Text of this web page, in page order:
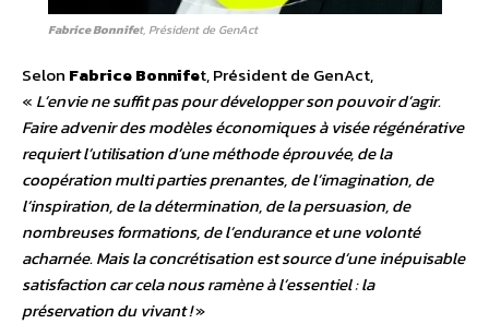
Fabrice Bonnifet, Président de GenAct
Selon Fabrice Bonnifet, Président de GenAct,
« L’envie ne suffit pas pour développer son pouvoir d’agir.
Faire advenir des modèles économiques à visée régénérative
requiert l’utilisation d’une méthode éprouvée, de la
coopération multi parties prenantes, de l’imagination, de
l’inspiration, de la détermination, de la persuasion, de
nombreuses formations, de l’endurance et une volonté
acharnée. Mais la concrétisation est source d’une inépuisable
satisfaction car cela nous ramène à l’essentiel : la
préservation du vivant !»